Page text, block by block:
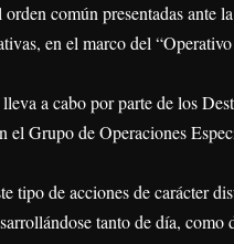
común presentadas ante
en el marco del
a cabo por parte de los
Grupo de Operaciones
tipo de acciones de carácter
tanto de día, como